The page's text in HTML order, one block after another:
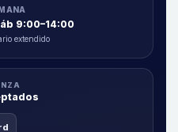
9:00–14:00
extendido